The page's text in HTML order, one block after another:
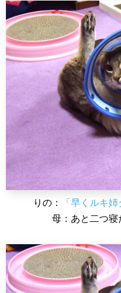
りの：
「早くルキ
母：あと二つ